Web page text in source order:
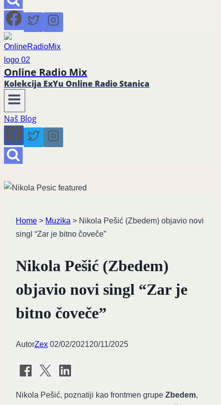
Online Radio Mix
Kolekcija ExYu Online Radio Stanica
Naš Blog
Home > Muzika > Nikola Pešić (Zbedem) objavio novi
singl “Zar je bitno čoveče”
Nikola Pešić (Zbedem)
objavio novi singl “Zar je
bitno čoveče”
AutorZex 02/02/202120/11/2025
Nikola Pešić, poznatiji kao frontmen grupe Zbedem,